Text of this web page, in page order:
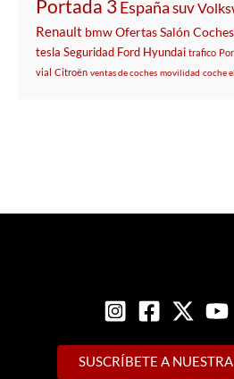
Portada 3España suv
Renault bmwOfertasSalón Coches
tesla Seguridad Ford Hyundai trafico
vial Citroën ventas de coches movilidad coche
SUSCRÍBETE A